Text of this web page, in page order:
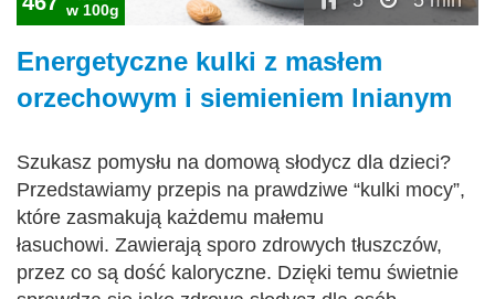
w 100g
Energetyczne kulki z masłem
orzechowym i siemieniem lnianym
Szukasz pomysłu na domową słodycz dla dzieci?
Przedstawiamy przepis na prawdziwe “kulki mocy”,
które zasmakują każdemu małemu
łasuchowi. Zawierają sporo zdrowych tłuszczów,
przez co są dość kaloryczne. Dzięki temu świetnie